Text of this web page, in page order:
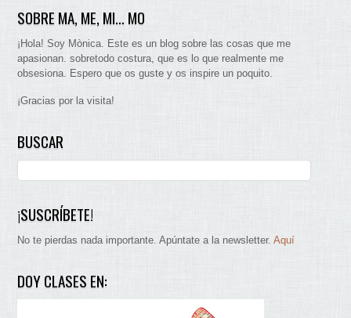
SOBRE MA, ME, MI… MO
¡Hola! Soy Mònica. Este es un blog sobre las cosas que me
apasionan. sobretodo costura, que es lo que realmente me
obsesiona. Espero que os guste y os inspire un poquito.
¡Gracias por la visita!
BUSCAR
¡SUSCRÍBETE!
No te pierdas nada importante. Apúntate a la newsletter.Aquí
DOY CLASES EN: